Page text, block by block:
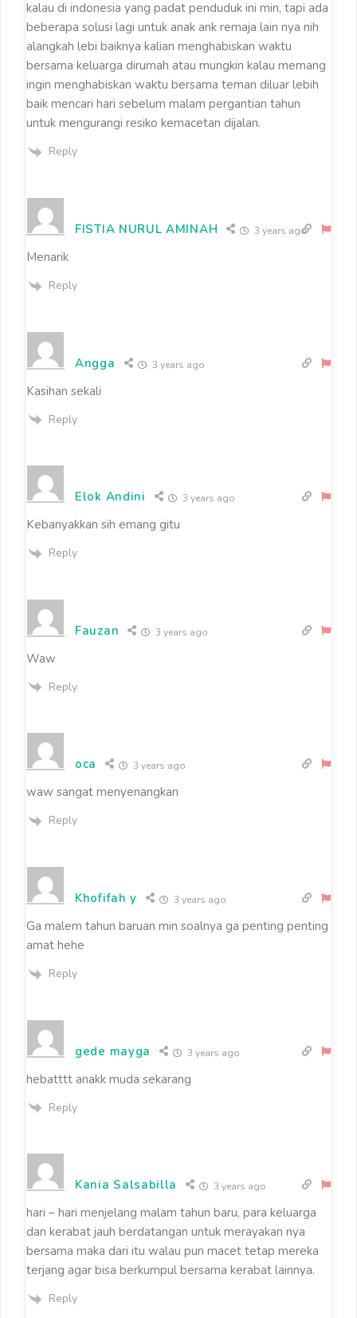
kalau di indonesia yang padat penduduk ini min, tapi ada
beberapa solusi lagi untuk anak ank remaja lain nya nih
alangkah lebi baiknya kalian menghabiskan waktu
bersama keluarga dirumah atau mungkin kalau memang
ingin menghabiskan waktu bersama teman diluar lebih
baik mencari hari sebelum malam pergantian tahun
untuk mengurangi resiko kemacetan dijalan.
Reply
FISTIA NURUL AMINAH 3 years ago
Menarik
Reply
Angga 3 years ago
Kasihan sekali
Reply
Elok Andini 3 years ago
Kebanyakkan sih emang gitu
Reply
Fauzan 3 years ago
Waw
Reply
oca 3 years ago
waw sangat menyenangkan
Reply
Khofifah y 3 years ago
Ga malem tahun baruan min soalnya ga penting penting
amat hehe
Reply
gede mayga 3 years ago
hebatttt anakk muda sekarang
Reply
Kania Salsabilla 3 years ago
hari – hari menjelang malam tahun baru, para keluarga
dan kerabat jauh berdatangan untuk merayakan nya
bersama maka dari itu walau pun macet tetap mereka
terjang agar bisa berkumpul bersama kerabat lainnya.
Reply